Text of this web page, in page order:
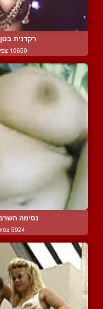
רקדנית
10650 צפיות
נסימה
5924 צפיות